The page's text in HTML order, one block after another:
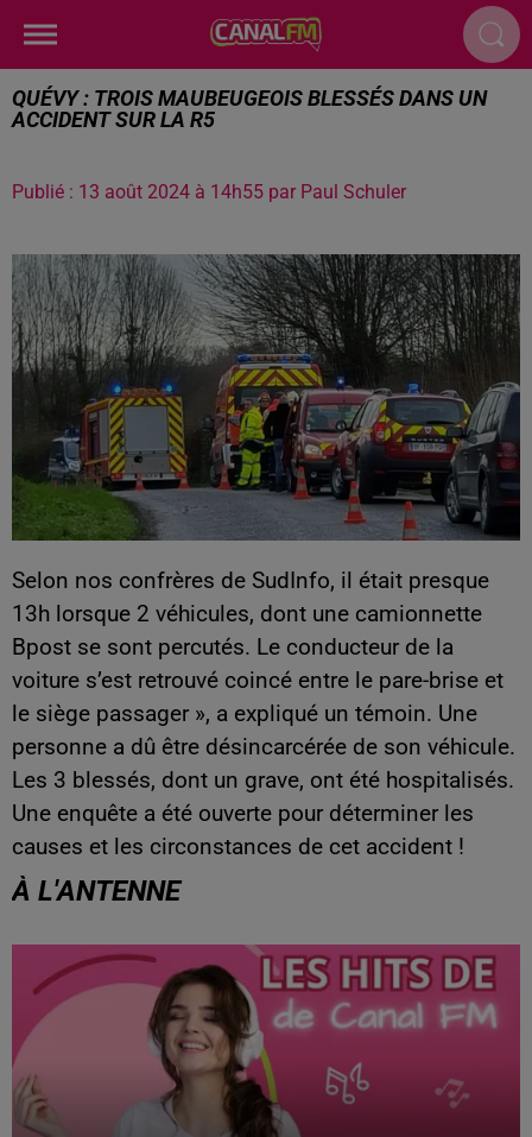
QUÉVY : TROIS MAUBEUGEOIS BLESSÉS DANS UN
ACCIDENT SUR LA R5
Publié : 13 août 2024 à 14h55 par Paul Schuler
Selon nos confrères de SudInfo, il était presque
13h lorsque 2 véhicules, dont une camionnette
Bpost se sont percutés. Le conducteur de la
voiture s’est retrouvé coincé entre le pare-brise et
le siège passager », a expliqué un témoin. Une
personne a dû être désincarcérée de son véhicule.
Les 3 blessés, dont un grave, ont été hospitalisés.
Une enquête a été ouverte pour déterminer les
causes et les circonstances de cet accident !
À L'ANTENNE